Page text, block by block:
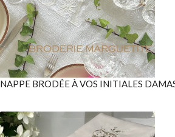
NAPPE BRODÉE À VOS INITIALES